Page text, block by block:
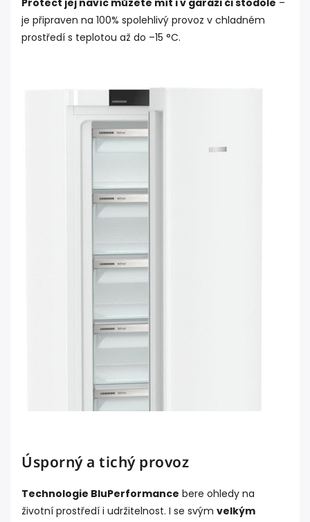
Protect jej navíc můžete mít i v garáži či stodole –
je připraven na 100% spolehlivý provoz v chladném
prostředí s teplotou až do –15 °C.
Úsporný a tichý provoz
Technologie BluPerformance bere ohledy na
životní prostředí i udržitelnost. I se svým velkým